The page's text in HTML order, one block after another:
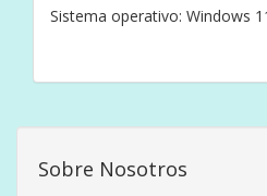
Sistema operativo: Windows
Sobre Nosotros